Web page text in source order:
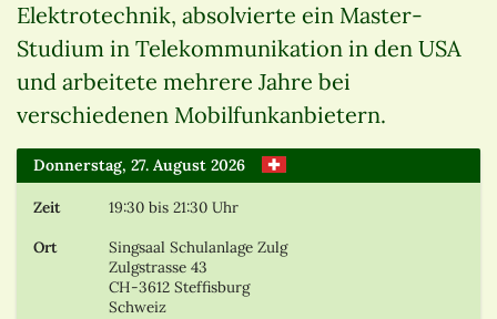
Elektrotechnik, absolvierte ein Master-
Studium in Telekommunikation in den USA
und arbeitete mehrere Jahre bei
verschiedenen Mobilfunkanbietern.
Donnerstag, 27. August 2026
Zeit 19:30 bis 21:30 Uhr
Ort
Singsaal Schulanlage Zulg
Zulgstrasse 43
CH-3612 Steffisburg
Schweiz